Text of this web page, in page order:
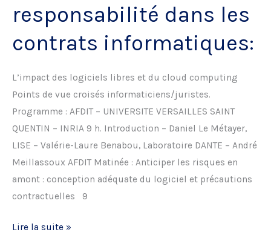
2012
Munich
grids,
smart
Law,
legal
challenges
for
new
and
responsabilité dans les
contrats informatiques:
L’impact des logiciels libres et du cloud computing
Points de vue croisés informaticiens/juristes.
Programme : AFDIT – UNIVERSITE VERSAILLES SAINT
QUENTIN – INRIA 9 h. Introduction – Daniel Le Métayer,
LISE – Valérie-Laure Benabou, Laboratoire DANTE – André
Meillassoux AFDIT Matinée : Anticiper les risques en
amont : conception adéquate du logiciel et précautions
contractuelles 9
Colloque
Lire la suite »